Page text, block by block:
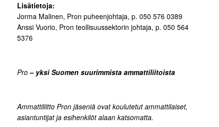
Lisätietoja:
Jorma Malinen, Pron puheenjohtaja, p. 050 576 0389
Anssi Vuorio, Pron teollisuussektorin johtaja, p. 050 564
5376
Pro – yksi Suomen suurimmista ammattiliitoista
Ammattiliitto Pron jäseniä ovat koulutetut ammattilaiset,
asiantuntijat ja esihenkilöt alaan katsomatta.